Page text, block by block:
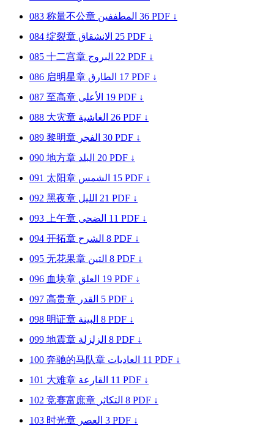
083 称量不公章 المطففين 36 PDF ↓
084 绽裂章 الانشقاق 25 PDF ↓
085 十二宫章 البروج 22 PDF ↓
086 启明星章 الطارق 17 PDF ↓
087 至高章 الأعلى 19 PDF ↓
088 大灾章 الغاشية 26 PDF ↓
089 黎明章 الفجر 30 PDF ↓
090 地方章 البلد 20 PDF ↓
091 太阳章 الشمس 15 PDF ↓
092 黑夜章 الليل 21 PDF ↓
093
上午章 الضحى 11 PDF ↓
094 开拓章 الشرح 8 PDF ↓
095 无花果章 التين 8 PDF ↓
096 血块章 العلق 19 PDF ↓
097 高贵章 القدر 5 PDF ↓
098 明证章 البينة 8 PDF ↓
099 地震章 الزلزلة 8 PDF ↓
100 奔驰的马队章 العاديات 11 PDF ↓
101 大难章 القارعة 11 PDF ↓
102 竞赛富庶章 التكاثر 8 PDF ↓
103 时光章 العصر 3 PDF ↓